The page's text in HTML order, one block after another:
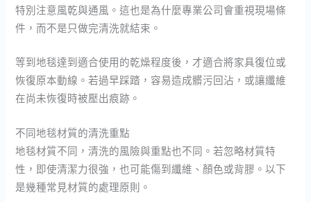
特別注意風乾與通風。這也是為什麼專業公司會重視現場條
件，而不是只做完清洗就結束。
等到地毯達到適合使用的乾燥程度後，才適合將家具復位或
恢復原本動線。若過早踩踏，容易造成髒污回沾，或讓纖維
在尚未恢復時被壓出痕跡。
不同地毯材質的清洗重點
地毯材質不同，清洗的風險與重點也不同。若忽略材質特
性，即使清潔力很強，也可能傷到纖維、顏色或背膠。以下
是幾種常見材質的處理原則。